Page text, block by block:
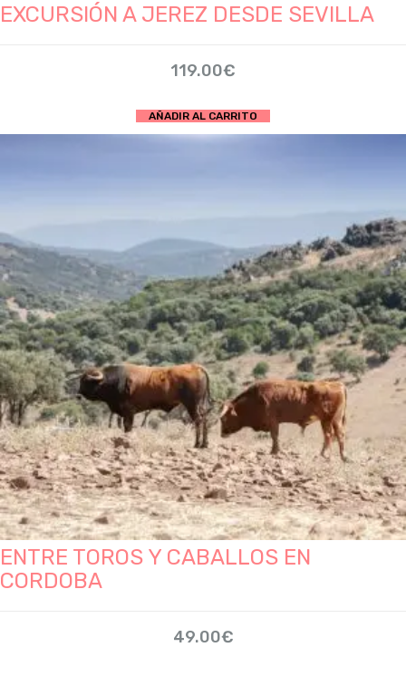
EXCURSIÓN A JEREZ DESDE SEVILLA
119.00€
AÑADIR AL CARRITO
ENTRE TOROS Y CABALLOS EN
CORDOBA
49.00€